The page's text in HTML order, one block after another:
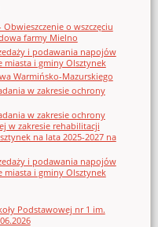
Obwieszczenie o wszczęciu
farmy Mielno
i podawania napojów
i gminy Olsztynek
Warmińsko-Mazurskiego
w zakresie ochrony
w zakresie ochrony
w zakresie rehabilitacji
na lata 2025-2027 na
i podawania napojów
i gminy Olsztynek
Podstawowej nr 1 im.